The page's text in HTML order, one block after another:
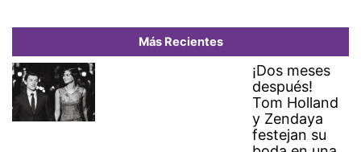
Más Recientes
¡Dos meses
después!
Tom Holland
y Zendaya
festejan su